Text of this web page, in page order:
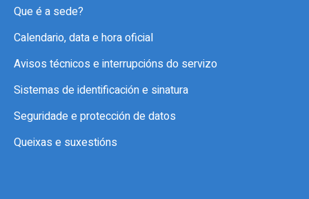
Que é a sede?
Calendario, data e hora oficial
Avisos técnicos e interrupcións do servizo
Sistemas de identificación e sinatura
Seguridade e protección de datos
Queixas e suxestións